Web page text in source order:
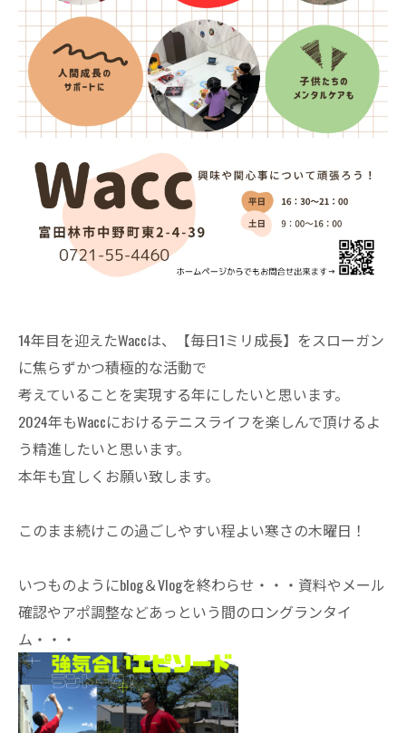
14年目を迎えたWaccは、【毎日1ミリ成長】をスローガン
に焦らずかつ積極的な活動で
考えていることを実現する年にしたいと思います。
2024年もWaccにおけるテニスライフを楽しんで頂けるよ
う精進したいと思います。
本年も宜しくお願い致します。
このまま続けこの過ごしやすい程よい寒さの木曜日！
いつものようにblog＆Vlogを終わらせ・・・資料やメール
確認やアポ調整などあっという間のロングランタイ
ム・・・